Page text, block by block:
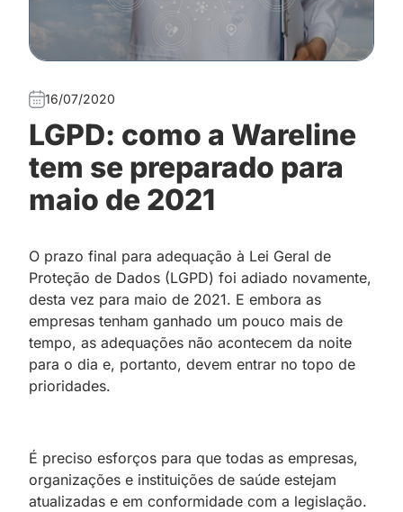
16/07/2020
LGPD: como a Wareline
tem se preparado para
maio de 2021
O prazo final para adequação à Lei Geral de
Proteção de Dados (LGPD) foi adiado novamente,
desta vez para maio de 2021. E embora as
empresas tenham ganhado um pouco mais de
tempo, as adequações não acontecem da noite
para o dia e, portanto, devem entrar no topo de
prioridades.
É preciso esforços para que todas as empresas,
organizações e instituições de saúde estejam
atualizadas e em conformidade com a legislação.